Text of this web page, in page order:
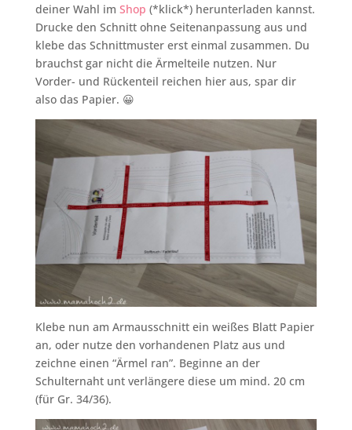
deiner Wahl im Shop (*klick*) herunterladen kannst.
Drucke den Schnitt ohne Seitenanpassung aus und
klebe das Schnittmuster erst einmal zusammen. Du
brauchst gar nicht die Ärmelteile nutzen. Nur
Vorder- und Rückenteil reichen hier aus, spar dir
also das Papier. 😀
Klebe nun am Armausschnitt ein weißes Blatt Papier
an, oder nutze den vorhandenen Platz aus und
zeichne einen “Ärmel ran”. Beginne an der
Schulternaht unt verlängere diese um mind. 20 cm
(für Gr. 34/36).